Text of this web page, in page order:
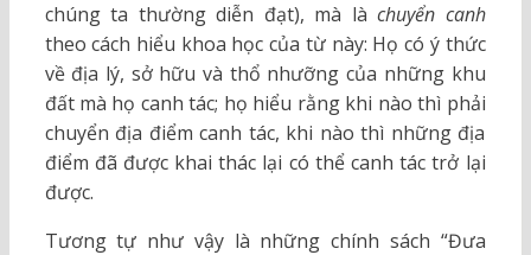
chúng ta thường diễn đạt), mà là chuyển canh
theo cách hiểu khoa học của từ này: Họ có ý thức
về địa lý, sở hữu và thổ nhưỡng của những khu
đất mà họ canh tác; họ hiểu rằng khi nào thì phải
chuyển địa điểm canh tác, khi nào thì những địa
điểm đã được khai thác lại có thể canh tác trở lại
được.
Tương tự như vậy là những chính sách “Đưa